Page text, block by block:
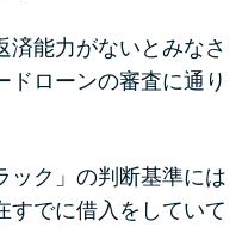
済能力がないとみなさ
ドローンの審査に通り
ック」の判断基準には
すでに借入をしていて